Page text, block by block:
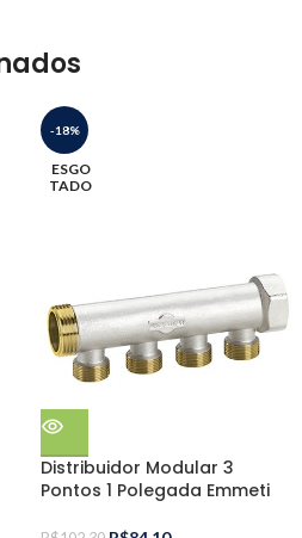
-18%
ESGO
TADO
Distribuidor Modular 3
Pontos 1 Polegada Emmeti